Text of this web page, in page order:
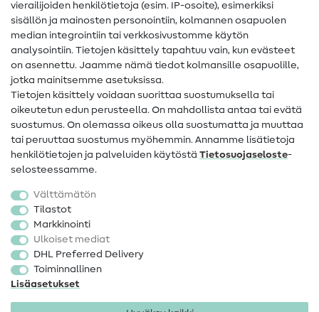
Ompeluohjeet
Apua ja yhteystiedot
Yhteystiedot
Tietoa omistajanvaihdoksesta
Peruutusoikeus
Suosittu
Kankaat
Ompelutarvikkeet
Ale
vierailijoiden henkilötietoja (esim. IP-osoite), esimerkiksi
sisällön ja mainosten personointiin, kolmannen osapuolen
median integrointiin tai verkkosivustomme käytön
analysointiin. Tietojen käsittely tapahtuu vain, kun evästeet
on asennettu. Jaamme nämä tiedot kolmansille osapuolille,
jotka mainitsemme asetuksissa.
Tietojen käsittely voidaan suorittaa suostumuksella tai
oikeutetun edun perusteella. On mahdollista antaa tai evätä
suostumus. On olemassa oikeus olla suostumatta ja muuttaa
tai peruuttaa suostumus myöhemmin. Annamme lisätietoja
henkilötietojen ja palveluiden käytöstä Tietosuojaseloste-
selosteessamme.
Välttämätön
Tilastot
Markkinointi
Ulkoiset mediat
DHL Preferred Delivery
Toiminnallinen
Lisäasetukset